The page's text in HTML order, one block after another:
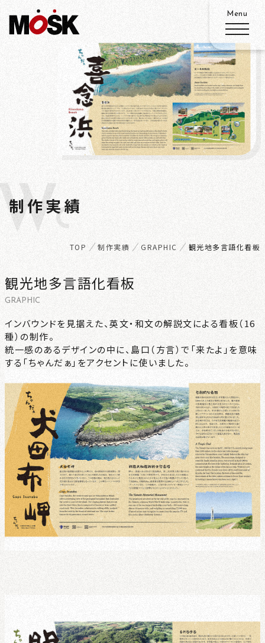
制作実績
ORKS
TOP 制作実績 GRAPHIC 観光地多言語化看板
観光地多言語化看板
GRAPHIC
インバウンドを見据えた、英文・和文の解説文による看板（16
種）の制作。
統一感のあるデザインの中に、島口（方言）で「来たよ」を意味
する「ちゃんだぁ」をアクセントに使いました。
ABOUT
SERVICE
ADVANTAGE
RECRUIT
CONTACT
NEWS
PRIVACY